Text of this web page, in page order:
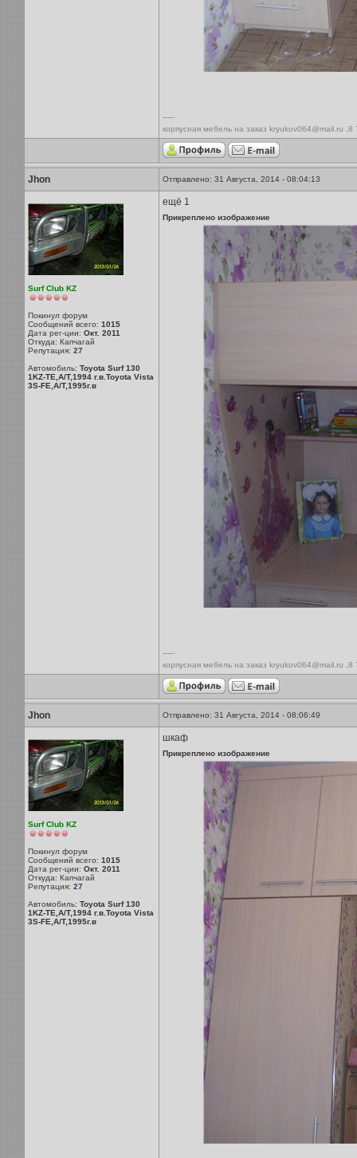
-----
корпусная мебель на заказ kryukov064@mail.ru
Jhon Отправлено: 31 Августа, 2014 - 08:04:13
Surf Club KZ
Покинул форум
Сообщений всего: 1015
Дата рег-ции: Окт. 2011
Откуда: Капчагай
Репутация: 27
Автомобиль: Toyota Surf 130
1KZ-TE,A/T,1994 г.в.Toyota Vista
3S-FE,A/T,1995г.в
ещё 1
Прикреплено изображение
-----
корпусная мебель на заказ kryukov064@mail.ru
Jhon Отправлено: 31 Августа, 2014 - 08:06:49
Surf Club KZ
Покинул форум
Сообщений всего: 1015
Дата рег-ции: Окт. 2011
Откуда: Капчагай
Репутация: 27
Автомобиль: Toyota Surf 130
1KZ-TE,A/T,1994 г.в.Toyota Vista
3S-FE,A/T,1995г.в
шкаф
Прикреплено изображение